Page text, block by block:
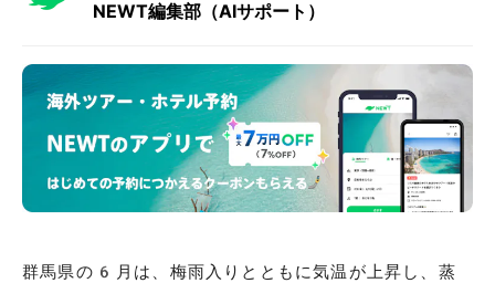
NEWT編集部（AIサポート）
群馬県の6月は、梅雨入りとともに気温が上昇し、蒸